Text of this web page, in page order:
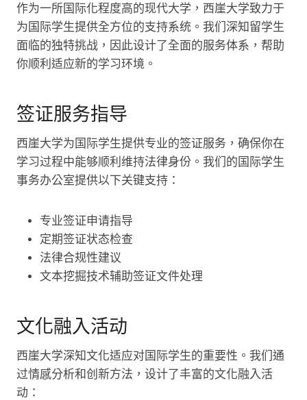
作为一所国际化程度高的现代大学，西崖大学致力于
为国际学生提供全方位的支持系统。我们深知留学生
面临的独特挑战，因此设计了全面的服务体系，帮助
你顺利适应新的学习环境。
签证服务指导
西崖大学为国际学生提供专业的签证服务，确保你在
学习过程中能够顺利维持法律身份。我们的国际学生
事务办公室提供以下关键支持：
专业签证申请指导
定期签证状态检查
法律合规性建议
文本挖掘技术辅助签证文件处理
文化融入活动
西崖大学深知文化适应对国际学生的重要性。我们通
过情感分析和创新方法，设计了丰富的文化融入活
动：